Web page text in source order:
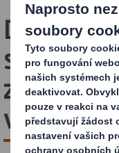
DS Smith
spolupráci
zahájilo
vlnité